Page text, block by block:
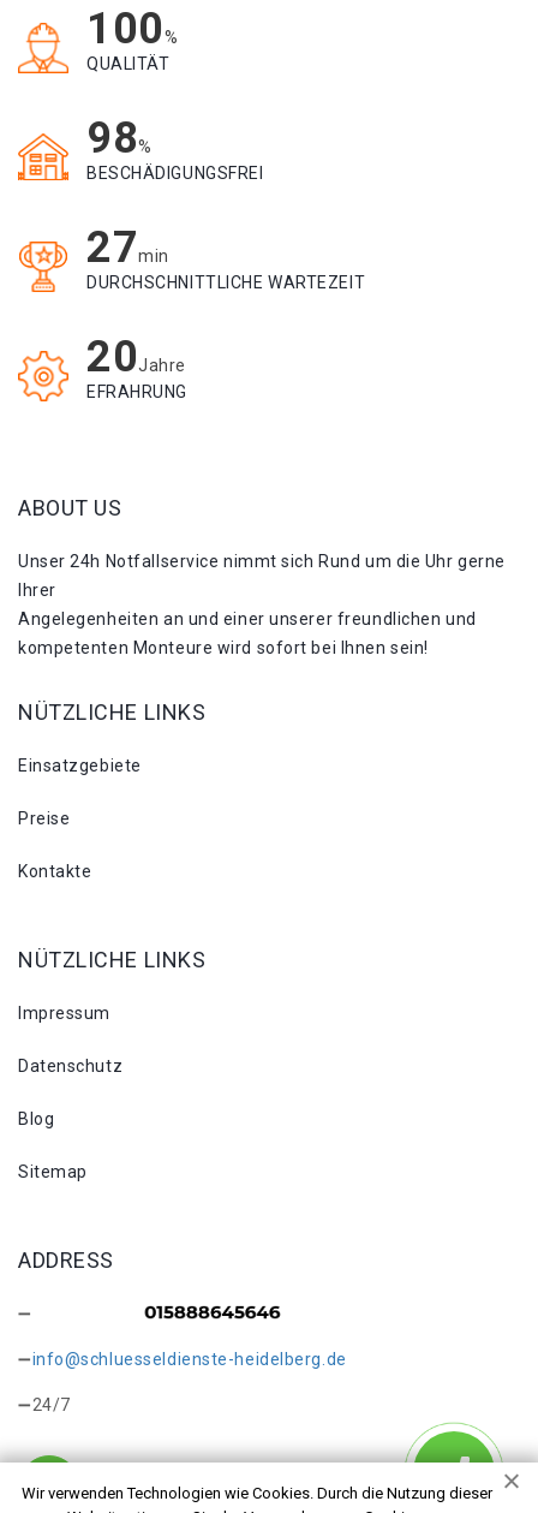
100%
QUALITÄT
98%
BESCHÄDIGUNGSFREI
27min
DURCHSCHNITTLICHE WARTEZEIT
20Jahre
EFRAHRUNG
Wir verwenden Technologien wie Cookies. Durch die Nutzung dieser
ABOUT US
Unser 24h Notfallservice nimmt sich Rund um die Uhr gerne
Ihrer
Angelegenheiten an und einer unserer freundlichen und
kompetenten Monteure wird sofort bei Ihnen sein!
NÜTZLICHE LINKS
Einsatzgebiete
Preise
Kontakte
NÜTZLICHE LINKS
Impressum
Datenschutz
Blog
Sitemap
ADDRESS
info@schluesseldienste-heidelberg.de
24/7